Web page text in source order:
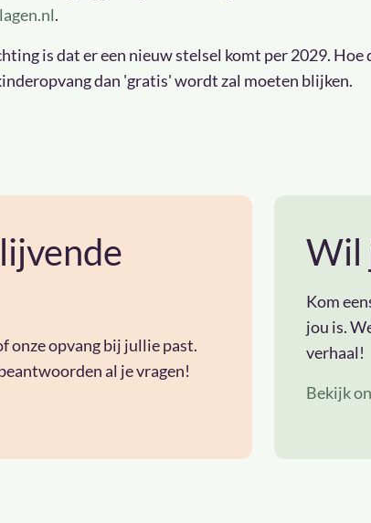
.
is dat er een nieuw stelsel komt per 2029. Hoe
dan 'gratis' wordt zal moeten blijken.
onze opvang bij jullie past.
al je vragen!
Wil
Kom
jou is.
verhaal!
Bekijk